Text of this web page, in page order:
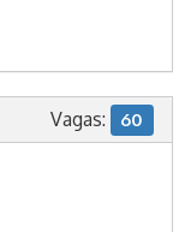
Vagas: 60